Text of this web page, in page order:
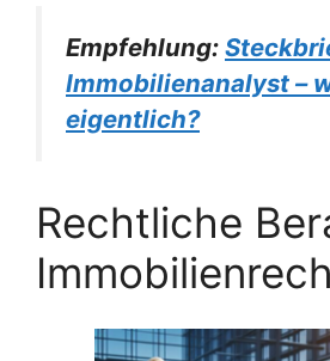
Empfehlung:
Immobilienanalyst –
eigentlich?
Rechtliche